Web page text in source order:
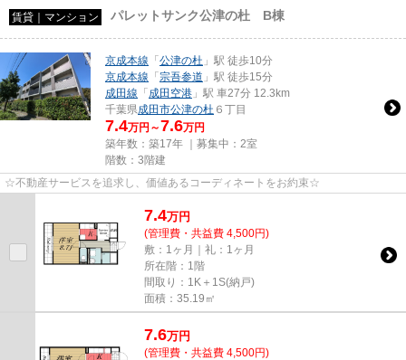
賃貸｜マンション パレットサンク公津の杜 B棟
京成本線 「公津の杜 」駅 徒歩10分
京成本線 「宗吾参道 」駅 徒歩15分
成田線 「成田空港 」駅 車27分 12.3km
千葉県成田市公津の杜 ６丁目
7.4万円～7.6万円
築年数：築17年 ｜募集中： 2室
階数：3階建
☆不動産サービスを追求し、価値あるコーディネートをお約束☆
7.4万円
(管理費・共益費 4,500円)
敷：1ヶ月｜礼：1ヶ月
所在階：1階
間取り：1K＋1S(納戸)
面積：35.19㎡
7.6万円
(管理費・共益費 4,500円)